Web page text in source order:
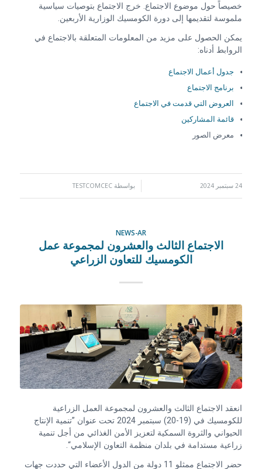
خصيصاً حول موضوع الاجتماع. خرج الاجتماع بتوصيات سياسية
ملموسة لتقديمها إلى دورة الكومسيك الوزارية الأربعين.
يمكن الحصول على مزيد من المعلومات المتعلقة بالاجتماع في
الروابط أدناه:
جدول أعمال الاجتماع
برنامج الاجتماع
العروض التي قدمت في الاجتماع
قائمة المشاركين
معرض الصور
24 سبتمبر 2024 بواسطة TESTCOMCEC
NEWS-AR
الاجتماع الثالث والعشرون لمجموعة عمل
الكومسيك للتعاون الزراعي
انعقد الاجتماع الثالث والعشرون لمجموعة العمل الزراعية
للكومسيك في (19-20) سبتمبر 2024 تحت عنوان ”تنمية الإنتاج
الحيواني والثروة السمكية لتعزيز الأمن الغذائي من أجل تنمية
زراعية مستدامة في بلدان منظمة التعاون الإسلامي“.
حضر الاجتماع ممثلو 11 دولة من الدول الأعضاء التي حددت جهات